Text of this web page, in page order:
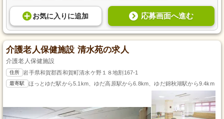
お気に入り に追加 応募画面へ進む
介護老人保健施設 清水苑の求人
介護老人保健施設
住所 岩手県和賀郡西和賀町清水ケ野１８地割167-1
最寄駅 ほっとゆだ駅から5.1km、ゆだ高原駅から6.8km、ゆだ錦秋湖駅から9.4km